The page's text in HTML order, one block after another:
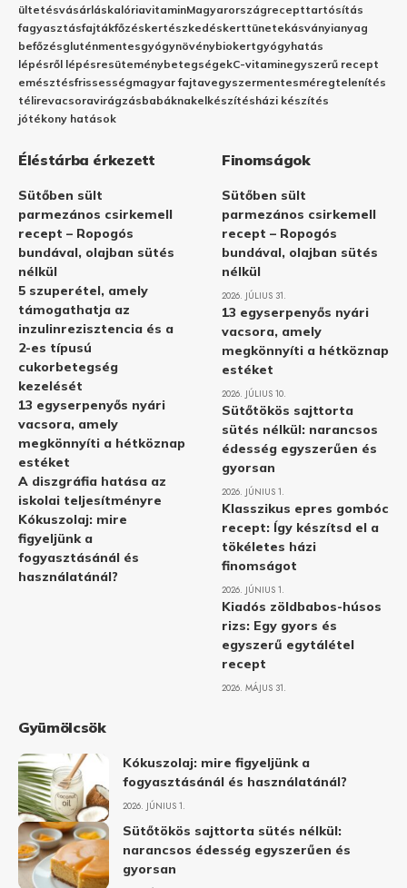
ültetésvásárláskalóriavitaminMagyarországrecepttartósítás
fagyasztásfajtákfőzéskertészkedéskerttünetekásványianyag
befőzésgluténmentesgyógynövénybiokertgyógyhatás
lépésről lépésresüteménybetegségekC-vitaminegyszerű recept
emésztésfrissességmagyar fajtavegyszermentesméregtelenítés
télirevacsoravirágzásbabáknakelkészítésházi készítés
jótékony hatások
Éléstárba érkezett
Sütőben sült
parmezános csirkemell
recept – Ropogós
bundával, olajban sütés
nélkül
5 szuperétel, amely
támogathatja az
inzulinrezisztencia és a
2-es típusú
cukorbetegség
kezelését
13 egyserpenyős nyári
vacsora, amely
megkönnyíti a hétköznap
estéket
A diszgráfia hatása az
iskolai teljesítményre
Kókuszolaj: mire
figyeljünk a
fogyasztásánál és
használatánál?
Finomságok
Sütőben sült
parmezános csirkemell
recept – Ropogós
bundával, olajban sütés
nélkül
2026. JÚLIUS 31.
13 egyserpenyős nyári
vacsora, amely
megkönnyíti a hétköznap
estéket
2026. JÚLIUS 10.
Sütőtökös sajttorta
sütés nélkül: narancsos
édesség egyszerűen és
gyorsan
2026. JÚNIUS 1.
Klasszikus epres gombóc
recept: Így készítsd el a
tökéletes házi
finomságot
2026. JÚNIUS 1.
Kiadós zöldbabos-húsos
rizs: Egy gyors és
egyszerű egytálétel
recept
2026. MÁJUS 31.
Gyümölcsök
Kókuszolaj: mire figyeljünk a
fogyasztásánál és használatánál?
2026. JÚNIUS 1.
Sütőtökös sajttorta sütés nélkül:
narancsos édesség egyszerűen és
gyorsan